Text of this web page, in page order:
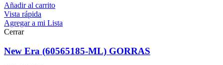
Añadir al carrito
Vista rápida
Agregar a mi Lista
Cerrar
New Era (60565185-ML) GORRAS